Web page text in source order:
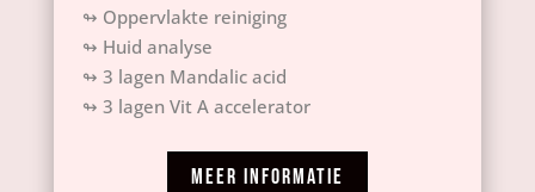
↬ Oppervlakte reiniging
↬ Huid analyse
↬ 3 lagen Mandalic acid
↬ 3 lagenVit A accelerator
MEER INFORMATIE